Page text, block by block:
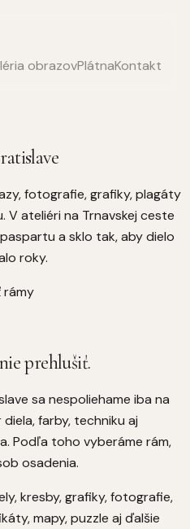
obrazovPlátnaKontakt
fotografie, grafiky, plagáty
ateliéri na Trnavskej ceste
a sklo tak, aby dielo
roky.
rámy
prehlušiť.
sa nespoliehame iba na
farby, techniku aj
Podľa toho vyberáme rám,
osadenia.
kresby, grafiky, fotografie,
mapy, puzzle aj ďalšie